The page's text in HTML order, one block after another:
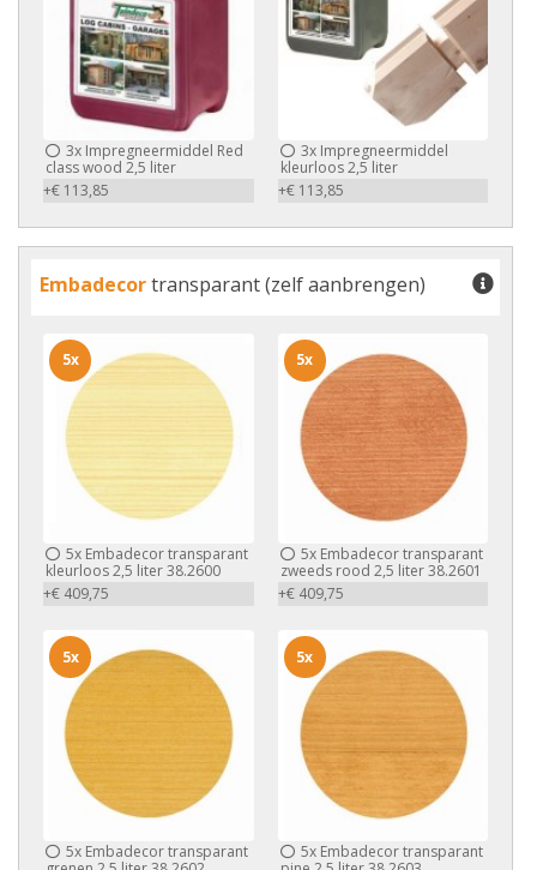
3x Impregneermiddel Red
class wood 2,5 liter
+€ 113,85
3xImpregneermiddel
kleurloos 2,5 liter
+€ 113,85
Embadecortransparant (zelf aanbrengen)
5x Embadecor transparant
kleurloos 2,5 liter 38.2600
+€ 409,75
5x
5xEmbadecor transparant
zweeds rood 2,5 liter 38.2601
+€ 409,75
5x
5x Embadecor transparant
5x
5xEmbadecor transparant
5x